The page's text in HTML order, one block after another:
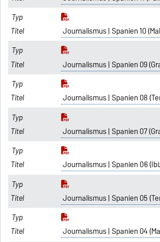
Journalismus | Spanien 10
Journalismus | Spanien 09
Journalismus | Spanien 08
Journalismus | Spanien 07
Journalismus | Spanien 06
Journalismus | Spanien 05
Journalismus | Spanien 04